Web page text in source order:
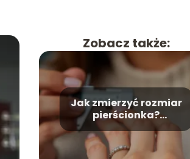
Zobacz także:
Jak zmierzyć rozmiar
pierścionka?
Praktyczny
przewodnik krok po
kroku